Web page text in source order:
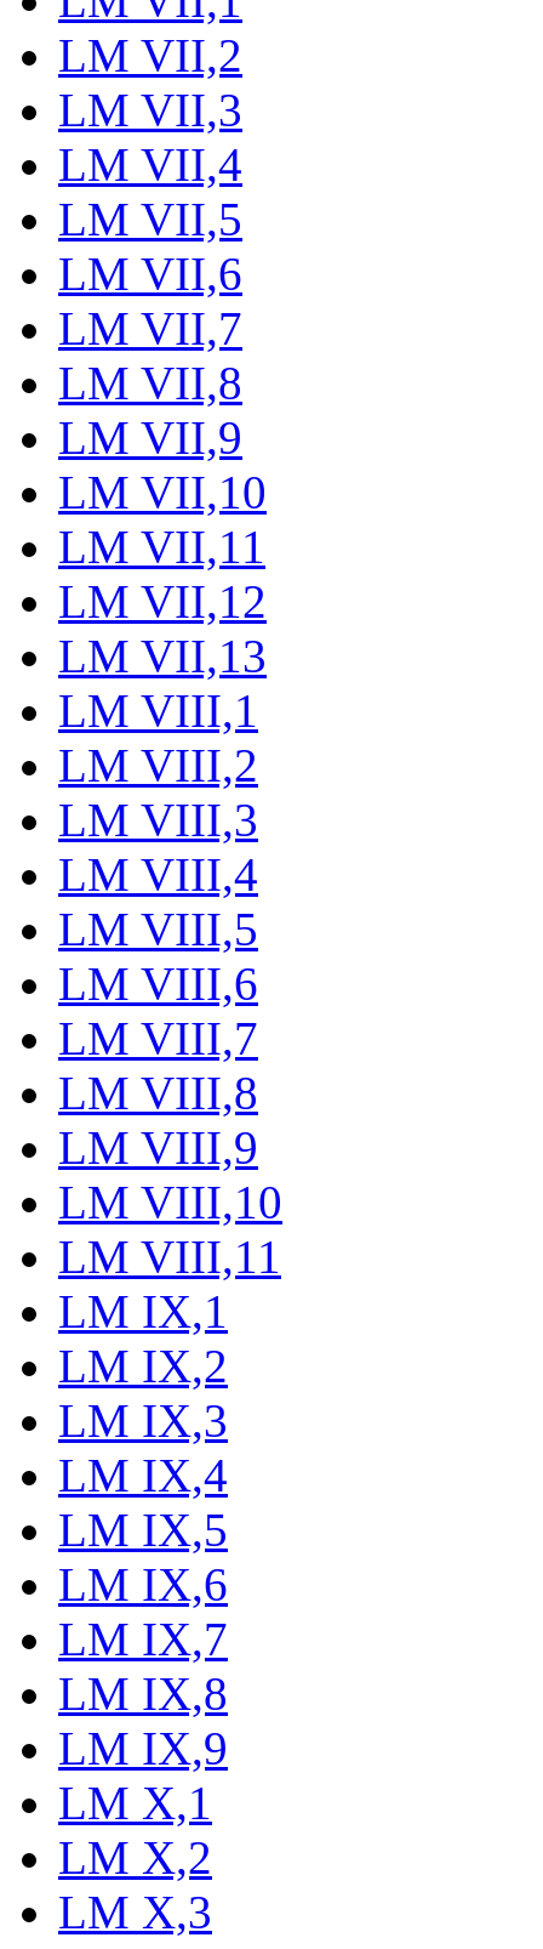
LM VII,2
LM VII,3
LM VII,4
LM VII,5
LM VII,6
LM VII,7
LM VII,8
LM VII,9
LM VII,10
LM VII,11
LM VII,12
LM VII,13
LM VIII,1
LM VIII,2
LM VIII,3
LM VIII,4
LM VIII,5
LM VIII,6
LM VIII,7
LM VIII,8
LM VIII,9
LM VIII,10
LM VIII,11
LM IX,1
LM IX,2
LM IX,3
LM IX,4
LM IX,5
LM IX,6
LM IX,7
LM IX,8
LM IX,9
LM X,1
LM X,2
LM X,3